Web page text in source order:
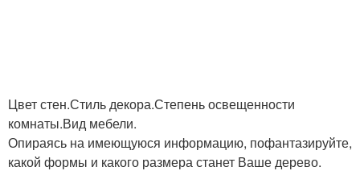
Цвет стен.Стиль декора.Степень освещенности
комнаты.Вид мебели.
Опираясь на имеющуюся информацию, пофантазируйте,
какой формы и какого размера станет Ваше дерево.